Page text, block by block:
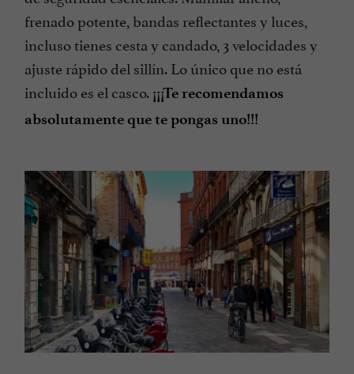
frenado potente, bandas reflectantes y luces,
incluso tienes cesta y candado, 3 velocidades y
ajuste rápido del sillín. Lo único que no está
incluido es el casco. ¡¡¡Te recomendamos
absolutamente que te pongas uno!!!